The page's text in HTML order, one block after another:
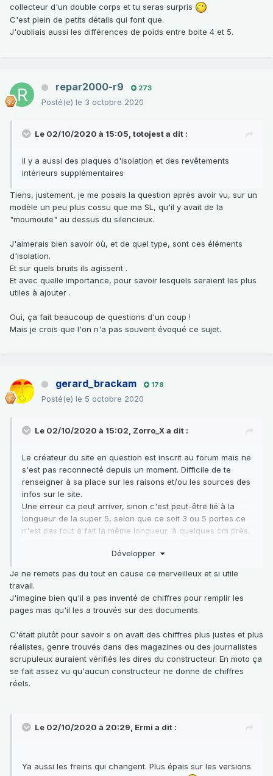
collecteur d'un double corps et tu seras surpris
C'est plein de petits détails qui font que.
J'oubliais aussi les différences de poids entre boite 4 et 5.
repar2000-r9 273
Posté(e) le 3 octobre 2020
Le 02/10/2020 à 15:05, totojesta dit :
il y a aussi des plaques d'isolation et des revêtements
intérieurs supplémentaires
Tiens, justement, je me posais la question après avoir vu, sur un
modèle un peu plus cossu que ma SL, qu'il y avait de la
"moumoute" au dessus du silencieux.
J'aimerais bien savoir où, et de quel type, sont ces éléments
d'isolation.
Et sur quels bruits ils agissent .
Et avec quelle importance, pour savoir lesquels seraient les plus
utiles à ajouter .
Oui, ça fait beaucoup de questions d'un coup !
Mais je crois que l'on n'a pas souvent évoqué ce sujet.
gerard_brackam 178
Posté(e) le 5 octobre 2020
Le 02/10/2020 à 15:02, Zorro_Xa dit :
Le créateur du site en question est inscrit au forum mais ne
s'est pas reconnecté depuis un moment. Difficile de te
renseigner à sa place sur les raisons et/ou les sources des
infos sur le site.
Une erreur ca peut arriver, sinon c'est peut-être lié à la
longueur de la super 5, selon que ce soit 3 ou 5 portes ce
n'est pas tout à fait la même longueur, à quelques cm près,
Développer
Je ne remets pas du tout en cause ce merveilleux et si utile
travail.
J'imagine bien qu'il a pas inventé de chiffres pour remplir les
pages mas qu'il les a trouvés sur des documents.
C'était plutôt pour savoir s on avait des chiffres plus justes et plus
réalistes, genre trouvés dans des magazines ou des journalistes
scrupuleux auraient vérifiés les dires du constructeur. En moto ça
se fait assez vu qu'aucun constructeur ne donne de chiffres
réels.
Le 02/10/2020 à 20:29, Ermi a dit :
Ya aussi les freins qui changent. Plus épais sur les versions